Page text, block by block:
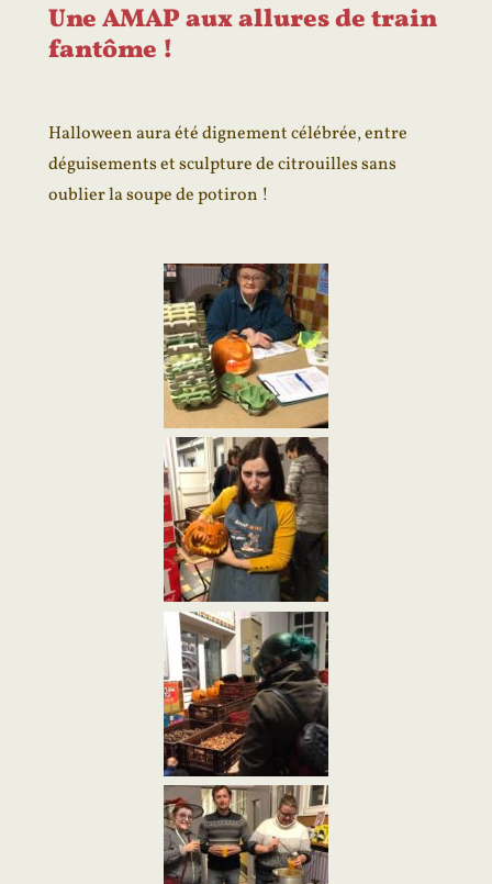
Une AMAP aux allures de train
fantôme !
Halloween aura été dignement célébrée, entre
déguisements et sculpture de citrouilles sans
oublier la soupe de potiron !